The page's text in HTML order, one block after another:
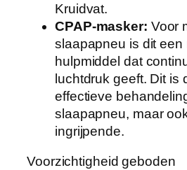
Kruidvat.
CPAP-masker: Voor
slaapapneu is dit een
hulpmiddel dat
luchtdruk geeft. Dit is
effectieve
slaapapneu, maar
ingrijpende.
Voorzichtigheid geboden